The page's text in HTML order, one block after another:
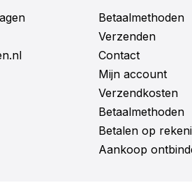
Betaalmethoden
Verzenden
Contact
Mijn account
Verzendkosten
Betaalmethoden
Betalen op
Aankoop